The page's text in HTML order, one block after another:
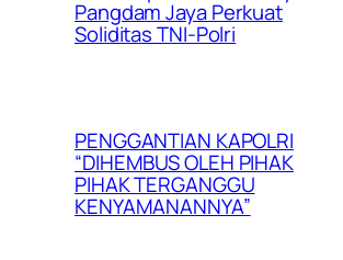
Pangdam Jaya Perkuat
Soliditas TNI-Polri
PENGGANTIAN KAPOLRI
“DIHEMBUS OLEH PIHAK
PIHAK TERGANGGU
KENYAMANANNYA”